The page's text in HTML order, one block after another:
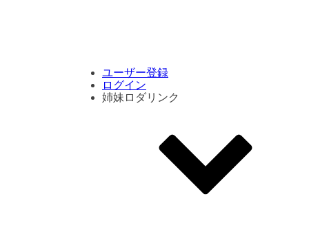
ユーザー登録
ログイン
姉妹ロダリンク